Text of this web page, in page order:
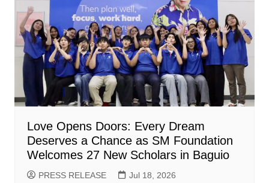
Love Opens Doors: Every Dream
Deserves a Chance as SM Foundation
Welcomes 27 New Scholars in Baguio
PRESS RELEASE Jul 18, 2026